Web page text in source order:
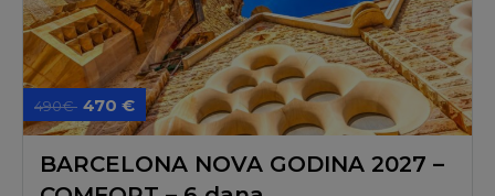
490€ 470 €
BARCELONA NOVA GODINA 2027 –